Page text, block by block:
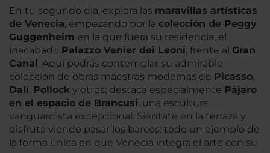
En tu segundo día, explora las maravillas artísticas
de Venecia, empezando por la colección de Peggy
Guggenheim en la que fuera su residencia, el
inacabado Palazzo Venier dei Leoni, frente al Gran
Canal. Aquí podrás contemplar su admirable
colección de obras maestras modernas de Picasso,
Dalí, Pollock y otros; destaca especialmente Pájaro
en el espacio de Brancusi, una escultura
vanguardista excepcional. Siéntate en la terraza y
disfruta viendo pasar los barcos: todo un ejemplo de
la forma única en que Venecia integra el arte con su